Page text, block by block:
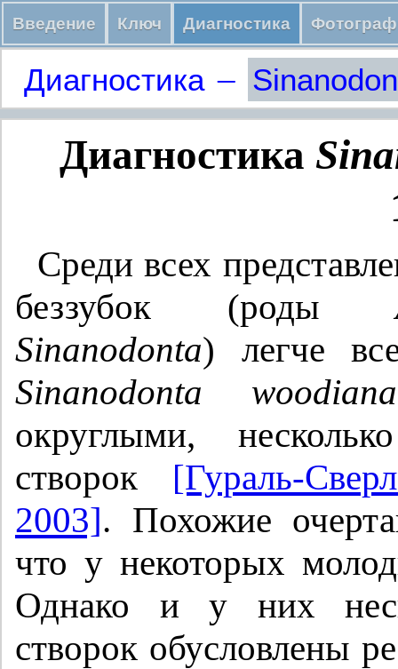
Введение Ключ Диагностика
Диагностика –
Диагностика
Среди всех
беззубок (роды
Sinanodonta) легче
Sinanodonta woodiana
округлыми,
створок [Гураль-
2003]. Похожие
что у некоторых
Однако и у них
створок обусловлены